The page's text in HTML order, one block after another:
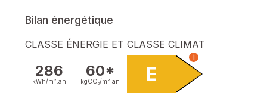
Bilan énergétique
CLASSE ÉNERGIE ET CLASSE CLIMAT
286
kWh/m². an
60*
kgCO₂/m². an E
i